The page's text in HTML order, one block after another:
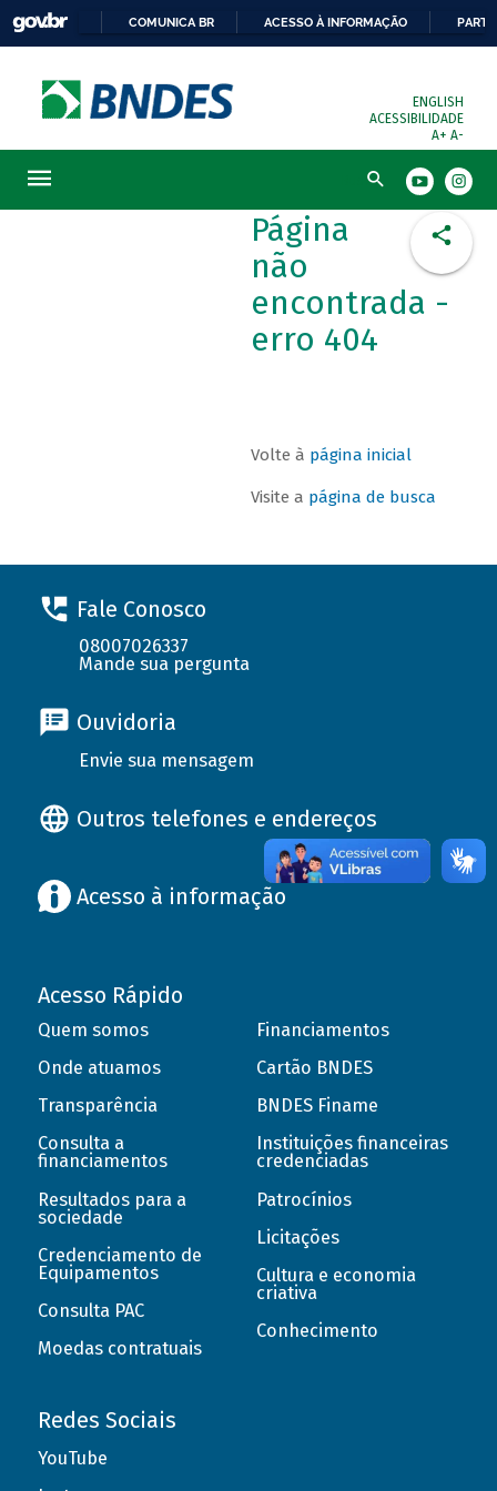
COMUNICA BR ACESSO À INFORMAÇÃO
ENGLISH
ACESSIBILIDADE
A+ A-
Busca
Página
não
encontrada -
erro 404
Volte à página inicial
Visite a página de busca
Fale Conosco
08007026337
Mande sua pergunta
Ouvidoria
Envie sua mensagem
Outros telefones e endereços
Acesso à informação
Acesso Rápido
Quem somos
Onde atuamos
Transparência
Consulta a
financiamentos
Resultados para a
sociedade
Credenciamento de
Equipamentos
Consulta PAC
Moedas contratuais
Financiamentos
Cartão BNDES
BNDES Finame
Instituições financeiras
credenciadas
Patrocínios
Licitações
Cultura e economia
criativa
Conhecimento
Redes Sociais
YouTube